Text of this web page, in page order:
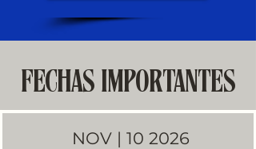
FECHAS IMPORTANTES
NOV | 10 2026